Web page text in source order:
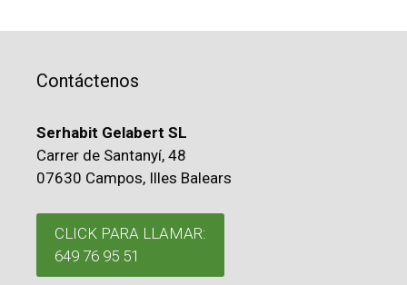
Contáctenos
Serhabit Gelabert SL
Carrer de Santanyí, 48
07630 Campos, Illes Balears
CLICK PARA LLAMAR:
649 76 95 51